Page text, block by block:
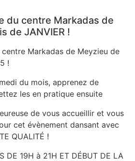
du centre Markadas de
de JANVIER !
Markadas de Meyzieu de
!
du mois, apprenez de
les en pratique ensuite
de vous accueillir et vous
cet évènement dansant avec
QUALITÉ !
DE 19H à 21H ET DÉBUT DE LA